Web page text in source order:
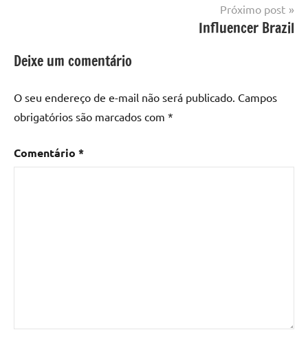
Próximo post
Influencer Brazil
Deixe um comentário
O seu endereço de e-mail não será publicado. Campos
obrigatórios são marcados com *
Comentário *